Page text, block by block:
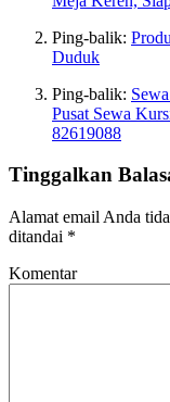
Ping-balik:
Duduk
Ping-balik:
Pusat Sewa
82619088
Tinggalkan
Alamat email Anda
ditandai *
Komentar